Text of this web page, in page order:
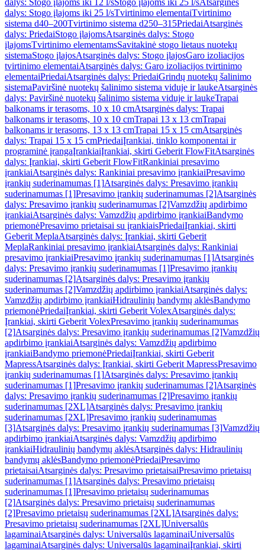
dalys: Stogo įlajoms iki 12 l/sStogo įlajoms iki 25 l/sAtsarginės
dalys: Stogo įlajoms iki 25 l/sTvirtinimo elementaiTvirtinimo
sistema d40–200Tvirtinimo sistema d250–315PriedaiAtsarginės
dalys: PriedaiStogo įlajomsAtsarginės dalys: Stogo
įlajomsTvirtinimo elementamsSavitakinė stogo lietaus nuotekų
sistemaStogo įlajosAtsarginės dalys: Stogo įlajosGaro izoliacijos
tvirtinimo elementaiAtsarginės dalys: Garo izoliacijos tvirtinimo
elementaiPriedaiAtsarginės dalys: PriedaiGrindų nuotekų šalinimo
sistemaPaviršinė nuotekų šalinimo sistema viduje ir laukeAtsarginės
dalys: Paviršinė nuotekų šalinimo sistema viduje ir laukeTrapai
balkonams ir terasoms, 10 x 10 cmAtsarginės dalys: Trapai
balkonams ir terasoms, 10 x 10 cmTrapai 13 x 13 cmTrapai
balkonams ir terasoms, 13 x 13 cmTrapai 15 x 15 cmAtsarginės
dalys: Trapai 15 x 15 cmPriedaiĮrankiai, tinklo komponentai ir
programinė įrangaĮrankiaiĮrankiai, skirti Geberit FlowFitAtsarginės
dalys: Įrankiai, skirti Geberit FlowFitRankiniai presavimo
įrankiaiAtsarginės dalys: Rankiniai presavimo įrankiaiPresavimo
įrankių suderinamumas [1]Atsarginės dalys: Presavimo įrankių
suderinamumas [1]Presavimo įrankių suderinamumas [2]Atsarginės
dalys: Presavimo įrankių suderinamumas [2]Vamzdžių apdirbimo
įrankiaiAtsarginės dalys: Vamzdžių apdirbimo įrankiaiBandymo
priemonėPresavimo prietaisai su įrankiaisPriedaiĮrankiai, skirti
Geberit MeplaAtsarginės dalys: Įrankiai, skirti Geberit
MeplaRankiniai presavimo įrankiaiAtsarginės dalys: Rankiniai
presavimo įrankiaiPresavimo įrankių suderinamumas [1]Atsarginės
dalys: Presavimo įrankių suderinamumas [1]Presavimo įrankių
suderinamumas [2]Atsarginės dalys: Presavimo įrankių
suderinamumas [2]Vamzdžių apdirbimo įrankiaiAtsarginės dalys:
Vamzdžių apdirbimo įrankiaiHidraulinių bandymų aklėsBandymo
priemonėPriedaiĮrankiai, skirti Geberit VolexAtsarginės dalys:
Įrankiai, skirti Geberit VolexPresavimo įrankių suderinamumas
[2]Atsarginės dalys: Presavimo įrankių suderinamumas [2]Vamzdžių
apdirbimo įrankiaiAtsarginės dalys: Vamzdžių apdirbimo
įrankiaiBandymo priemonėPriedaiĮrankiai, skirti Geberit
MapressAtsarginės dalys: Įrankiai, skirti Geberit MapressPresavimo
įrankių suderinamumas [1]Atsarginės dalys: Presavimo įrankių
suderinamumas [1]Presavimo įrankių suderinamumas [2]Atsarginės
dalys: Presavimo įrankių suderinamumas [2]Presavimo įrankių
suderinamumas [2XL]Atsarginės dalys: Presavimo įrankių
suderinamumas [2XL]Presavimo įrankių suderinamumas
[3]Atsarginės dalys: Presavimo įrankių suderinamumas [3]Vamzdžių
apdirbimo įrankiaiAtsarginės dalys: Vamzdžių apdirbimo
įrankiaiHidraulinių bandymų aklėsAtsarginės dalys: Hidraulinių
bandymų aklėsBandymo priemonėPriedaiPresavimo
prietaisaiAtsarginės dalys: Presavimo prietaisaiPresavimo prietaisų
suderinamumas [1]Atsarginės dalys: Presavimo prietaisų
suderinamumas [1]Presavimo prietaisų suderinamumas
[2]Atsarginės dalys: Presavimo prietaisų suderinamumas
[2]Presavimo prietaisų suderinamumas [2XL]Atsarginės dalys:
Presavimo prietaisų suderinamumas [2XL]Universalūs
lagaminaiAtsarginės dalys: Universalūs lagaminaiUniversalūs
lagaminaiAtsarginės dalys: Universalūs lagaminaiĮrankiai, skirti